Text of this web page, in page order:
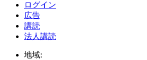
ログイン
広告
講読
法人講読
地域: